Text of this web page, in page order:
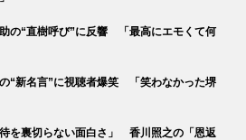
助の“直樹呼び”に反響 「最高にエモくて何
の“新名言”に視聴者爆笑 「笑わなかった堺
待を裏切らない面白さ」 香川照之の「恩返